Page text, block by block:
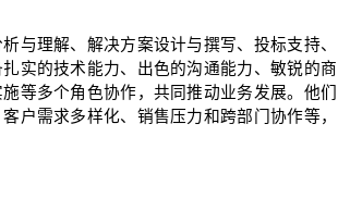
与理解、解决方案设计与撰写、投标支持、
实的技术能力、出色的沟通能力、敏锐的商
等多个角色协作，共同推动业务发展。他们
户需求多样化、销售压力和跨部门协作等，